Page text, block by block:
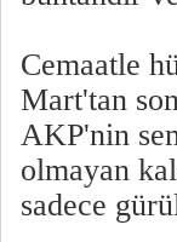
Cemaatle
Mart'tan
AKP'nin
olmayan
sadece